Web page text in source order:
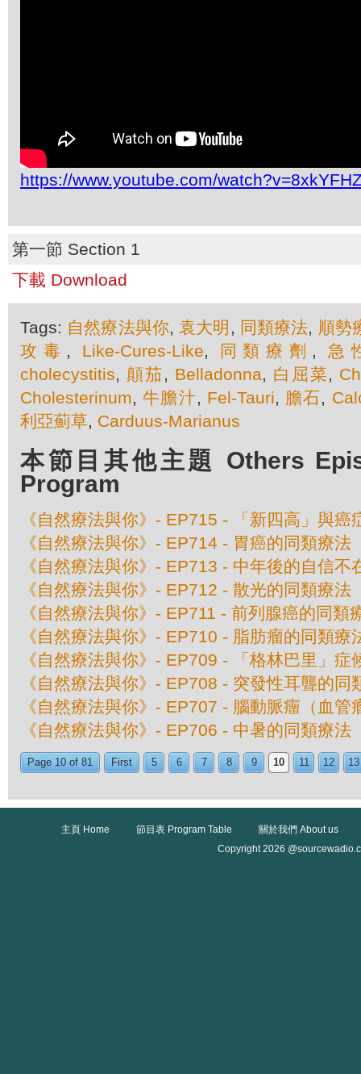
https://www.youtube.com/
第一節 Section 1
下載 Download
Tags: 自然療法與你,袁大明 , 同類療法, 順勢
攻毒 , Like-Cures-Like, 同類療劑 , 急
cholecystitis, 顛茄, Belladonna, 白屈菜,
Cholesterinum,牛膽汁, Fel-Tauri, 膽石,
利亞薊草, Carduus-Marianus
本節目其他主題 Others
Program
《自然療法與你》- EP715 - 「新四高」與癌
《自然療法與你》- EP714 - 胃癌的同類療法
《自然療法與你》- EP713 - 中年後的自信不
《自然療法與你》- EP712 - 散光的同類療法
《自然療法與你》- EP711 - 前列腺癌的同類
《自然療法與你》- EP710 - 脂肪瘤的同類療
《自然療法與你》- EP709 - 「格林巴里」症
《自然療法與你》- EP708 - 突發性耳聾的同
《自然療法與你》- EP707 - 腦動脈癅（血管
《自然療法與你》- EP706 - 中暑的同類療法
Page 10 of 81 First 5 6 7 8 9 10 11 12 13
主頁 Home 節目表 Program Table
關於我們 About us
Copyright 2026